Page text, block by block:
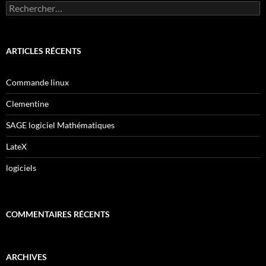
Rechercher :
ARTICLES RÉCENTS
Commande linux
Clementine
SAGE logiciel Mathématiques
LateX
logiciels
COMMENTAIRES RÉCENTS
ARCHIVES